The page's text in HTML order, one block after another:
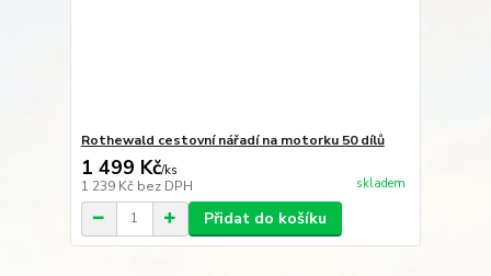
Rothewald cestovní nářadí na motorku 50 dílů
1 499 Kč/ks
1 239 Kč bez DPH skladem
Přidat do košíku